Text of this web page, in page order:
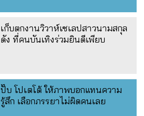
เก็บตกงานวิวาห์เซเลปสาวนามสกุล
ดัง ที่คนบันเทิงร่วมยินดีเพียบ
ปั๊บ โปเตโต้ ให้ภาพบอกแทนความ
รู้สึก เลือกภรรยาไม่ผิดคนเลย